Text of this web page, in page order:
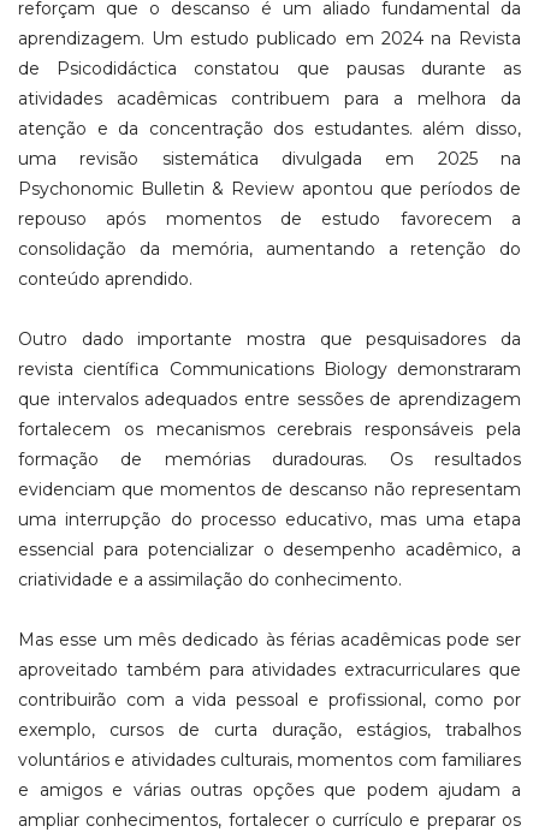
reforçam que o descanso é um aliado fundamental da
aprendizagem. Um estudo publicado em 2024 na Revista
de Psicodidáctica constatou que pausas durante as
atividades acadêmicas contribuem para a melhora da
atenção e da concentração dos estudantes. além disso,
uma revisão sistemática divulgada em 2025 na
Psychonomic Bulletin & Review apontou que períodos de
repouso após momentos de estudo favorecem a
consolidação da memória, aumentando a retenção do
conteúdo aprendido.
Outro dado importante mostra que pesquisadores da
revista científica Communications Biology demonstraram
que intervalos adequados entre sessões de aprendizagem
fortalecem os mecanismos cerebrais responsáveis pela
formação de memórias duradouras. Os resultados
evidenciam que momentos de descanso não representam
uma interrupção do processo educativo, mas uma etapa
essencial para potencializar o desempenho acadêmico, a
criatividade e a assimilação do conhecimento.
Mas esse um mês dedicado às férias acadêmicas pode ser
aproveitado também para atividades extracurriculares que
contribuirão com a vida pessoal e profissional, como por
exemplo, cursos de curta duração, estágios, trabalhos
voluntários e atividades culturais, momentos com familiares
e amigos e várias outras opções que podem ajudam a
ampliar conhecimentos, fortalecer o currículo e preparar os